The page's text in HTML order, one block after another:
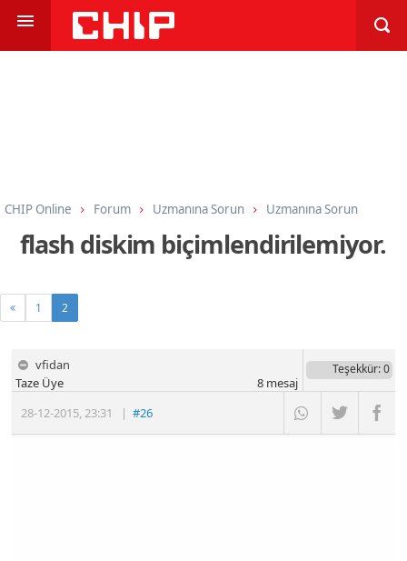
CHIP Online Forum Uzmanına Sorun Uzmanına Sorun
flash diskim biçimlendirilemiyor.
1 2
vfidan
28-12-2015,23:31 |#26
Taze Üye
Teşekkür: 0
8mesaj